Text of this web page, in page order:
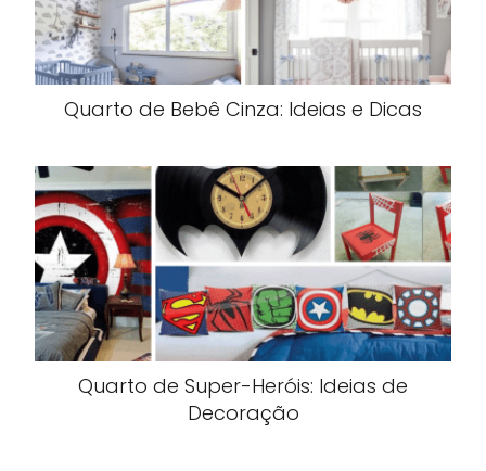
Quarto de Bebê Cinza: Ideias e Dicas
Quarto de Super-Heróis: Ideias de
Decoração